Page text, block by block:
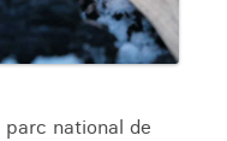
national de